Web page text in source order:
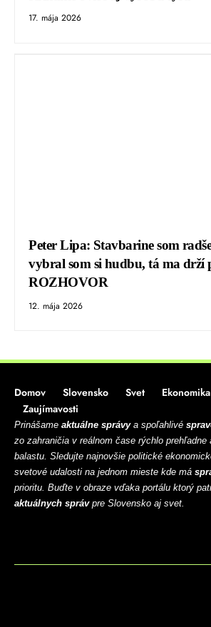
17. mája 2026
Peter Lipa: Stavbarine som
vybral som si hudbu, tá ma drží
ROZHOVOR
12. mája 2026
Domov Slovensko Svet Ekonomika
Zaujímavosti
Prinášame aktuálne správya spoľahlivé
zo zahraničia v reálnom čase rýchlo prehľadne
balastu. Sledujte najnovšie politické
svetové udalosti na jednom mieste kde má
prioritu. Buďte v obraze vďaka portálu ktorý
aktuálnych správpre Slovensko aj svet.